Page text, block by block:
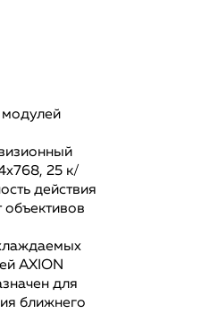
25 к/
действия
объективов
AXION
для
ближнего